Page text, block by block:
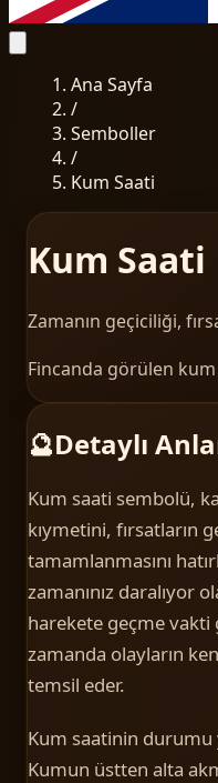
Ana Sayfa
/
Semboller
/
Kum Saati
Kum Saati
Zamanın geçiciliği,
Fincanda görülen
🔮Detaylı
Kum saati sembolü,
kıymetini, fırsatların
tamamlanmasını
zamanınız daralıyor
harekete geçme vakti
zamanda olayların
temsil eder.
Kum saatinin
Kumun üstten alta